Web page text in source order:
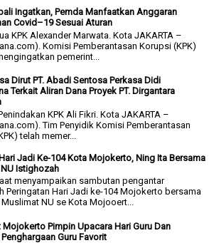
Ingatkan, Pemda Manfaatkan Anggaran
Covid–19 Sesuai Aturan
KPK Alexander Marwata. Kota JAKARTA –
Komisi Pemberantasan Korupsi (KPK)
pemerint...
Dirut PT. Abadi Sentosa Perkasa Didi
Terkait Aliran Dana Proyek PT. Dirgantara
KPK Ali Fikri. Kota JAKARTA –
Tim Penyidik Komisi Pemberantasan
telah memer...
Jadi Ke-104 Kota Mojokerto, Ning Ita Bersama
Istighozah
menyampaikan sambutan pengantar
Peringatan Hari Jadi ke-104 Mojokerto bersama
Muslimat NU se Kota Mojooert...
Pimpin Upacara Hari Guru Dan
Guru Favorit